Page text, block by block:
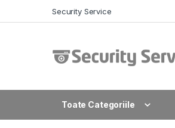
Security Service
Toate Categoriile